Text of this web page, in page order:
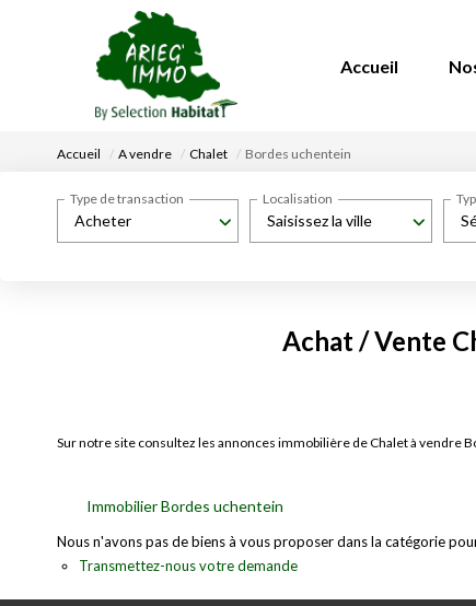
Accueil
Accueil A vendre Chalet Bordes uchentein
Acheter
Type de transaction
Saisissez la ville
Localisation
Achat / Vente
Sur notre site consultez les annonces immobilière de Chalet à vendre
Immobilier Bordes uchentein
Nous n'avons pas de biens à vous proposer dans la catégorie
Transmettez-nous votre demande